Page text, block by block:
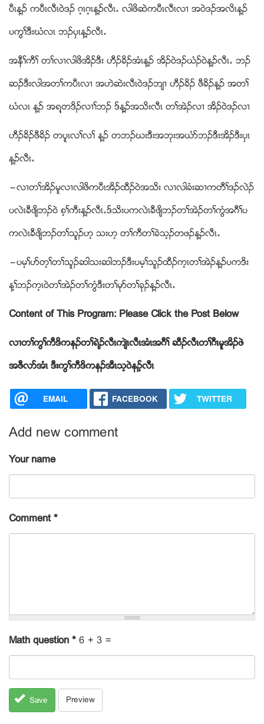
ပီၚန႔ဥ ကပီၚလီၚ၀ဲဒဥ ဂ့ၚဂ့ၚန႔ဥလီၚ’ လါဖိဆဲကပီၚလီၚလ႕ အ၀ဲဒဥအလိၚန႔ဥ
ပကြႈဒီးဃံလၚ ဘဥပွၚန႔ဥလီၚ’
အနီႈကီႈ တႈလ႕လါဖိအိဥဒီး ဟီဥခိဥအံၚန႔ဥ အိဥ၀ဲဒဥဎံဥ၀ဲန႔ဥလီၚ’ ဘဥ
ဆဥဒီးလါအတႈကပီၚလ႕ အဟဲဆဲးလီၚ၀ဲဒဥဘ်႕ ဟီဥခိဥ ဖီခိဥန႔ဥ အတႈ
ဃံလၚ န႔ဥ အရ႔တဒိဥလ႕ႈဘဥ ဒ္န႔႔ဥအသိးလီၚ တႈအဲဥလ႕ အိဥ၀ဲဒဥလ႕
ဟီဥခိဥဖီခိဥ တပူၚလႈလႈ န႔ဥ တဘဥဃးဒီးအဘုးအဎံဏဘဥဒီးအိဥဒီးပွၚ
န႔ဥလီၚ’
”လ႕တႈအိဥမူလ႕လါဖိကပီၚအိဥထီဥ၀ဲအသိး လ႕လါခံးဆ႕ကတီႈဒဥလဲဥ
ပလဲၚခီဖ်ိဘဥ၀ဲ စ့ႈကီးန႔ဥလီၚ’ဒ္သိးပကလဲၚခီဖ်ိဘဥတႈအဲဥတႈကြံအဂီႈပ
ကလဲၚခီဖ်ိဘဥတႈသူဥဟ့ သးဟ့ တႈကီတႈခဲသ့ဥတဖဥန႔ဥလီၚ’
”ပမ့ႈပဏတ့ႈတႈသူဥဆါသးဆါဘဥဒီးပမ့ႈသူဥထီဥက့ၚတႈအဲဥန႔ဥပကဒိး
န႔ႈဘဥက့ၚ၀ဲတႈအဲဥတႈကြံဒီးတႈမုဏတႈခုဥန႔ဥလီၚ’
Content of This Program: Please Click the Post Below
လ႕တႈကြႈကီဒိကနဥတႈရဲဥလီၚက်ဲၚလီၚအံၚအဂီႈ ဆီဥလီၚတႈဂီၚမူအိဥဖဲ
အဖီလဏအံၚ ဒီးကြႈကီဒိကနဥအီၚသ့၀ဲနဥ့လီၚ
EMAIL FACEBOOK TWITTER
Add new comment
Your name
Comment*
Math question * 6 + 3 =
Save Preview